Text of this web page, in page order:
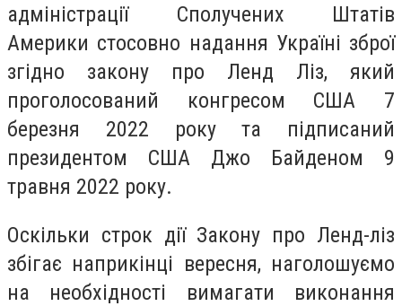
адміністрації Сполучених Штатів
Америки стосовно надання Україні зброї
згідно закону про Ленд Ліз, який
проголосований конгресом США 7
березня 2022 року та підписаний
президентом США Джо Байденом 9
травня 2022 року.
Оскільки строк дії Закону про Ленд-ліз
збігає наприкінці вересня, наголошуємо
на необхідності вимагати виконання